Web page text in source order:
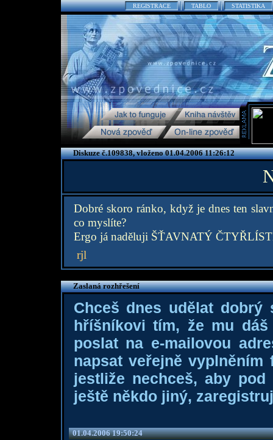
REGISTRACE TABLO STATISTIKA
Diskuze č.109838, vloženo 01.04.2006 11:26:12
Dobré skoro ránko, když je dnes ten
co myslíte?
Ergo já naděluji ŠŤAVNATÝ
rjl
Zaslaná rozhřešení
Chceš dnes udělat dobrý
hříšníkovi tím, že mu
poslat na e-mailovou
napsat veřejně
jestliže nechceš, aby
ještě někdo jiný,
01.04.2006 19:50:24